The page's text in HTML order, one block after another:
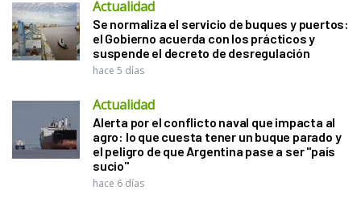
Actualidad
Se normaliza el servicio de buques y puertos:
el Gobierno acuerda con los prácticos y
suspende el decreto de desregulación
hace 5 días
Actualidad
Alerta por el conflicto naval que impacta al
agro: lo que cuesta tener un buque parado y
el peligro de que Argentina pase a ser "país
sucio"
hace 6 días